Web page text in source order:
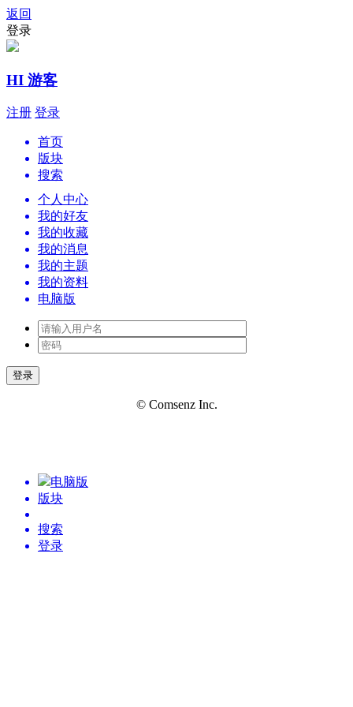
返回
登录
HI 游客
注册 登录
首页
版块
搜索
个人中心
我的好友
我的收藏
我的消息
我的主题
我的资料
电脑版
登录
© Comsenz Inc.
电脑版
版块
搜索
登录